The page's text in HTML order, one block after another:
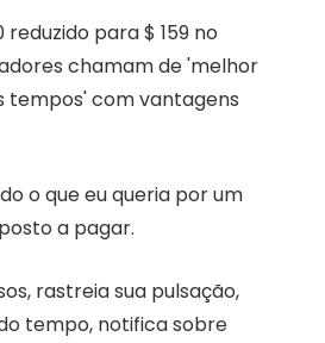
para $ 159 no
chamam de 'melhor
tempos' com vantagens
o que eu queria por um
a pagar.
rastreia sua pulsação,
tempo, notifica sobre